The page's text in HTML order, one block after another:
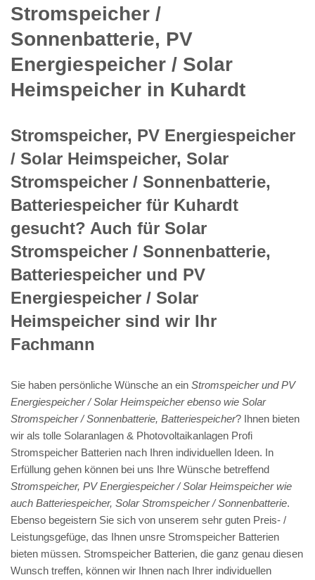
Stromspeicher /
Sonnenbatterie, PV
Energiespeicher / Solar
Heimspeicher in Kuhardt
Stromspeicher, PV Energiespeicher
/ Solar Heimspeicher, Solar
Stromspeicher / Sonnenbatterie,
Batteriespeicher für Kuhardt
gesucht? Auch für Solar
Stromspeicher / Sonnenbatterie,
Batteriespeicher und PV
Energiespeicher / Solar
Heimspeicher sind wir Ihr
Fachmann
Sie haben persönliche Wünsche an ein Stromspeicher und PV
Energiespeicher / Solar Heimspeicher ebenso wie Solar
Stromspeicher / Sonnenbatterie, Batteriespeicher? Ihnen bieten
wir als tolle Solaranlagen & Photovoltaikanlagen Profi
Stromspeicher Batterien nach Ihren individuellen Ideen. In
Erfüllung gehen können bei uns Ihre Wünsche betreffend
Stromspeicher, PV Energiespeicher / Solar Heimspeicher wie
auch Batteriespeicher, Solar Stromspeicher / Sonnenbatterie.
Ebenso begeistern Sie sich von unserem sehr guten Preis- /
Leistungsgefüge, das Ihnen unsre Stromspeicher Batterien
bieten müssen. Stromspeicher Batterien, die ganz genau diesen
Wunsch treffen, können wir Ihnen nach Ihrer individuellen